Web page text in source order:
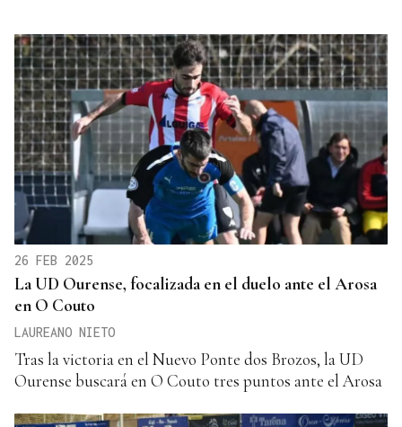
26 FEB 2025
La UD Ourense, focalizada en el duelo ante el Arosa
en O Couto
LAUREANO NIETO
Tras la victoria en el Nuevo Ponte dos Brozos, la UD
Ourense buscará en O Couto tres puntos ante el Arosa